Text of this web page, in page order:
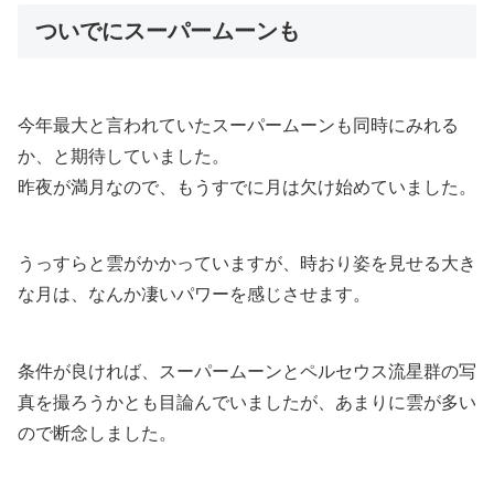
ついでにスーパームーンも
今年最大と言われていたスーパームーンも同時にみれる
か、と期待していました。
昨夜が満月なので、もうすでに月は欠け始めていました。
うっすらと雲がかかっていますが、時おり姿を見せる大き
な月は、なんか凄いパワーを感じさせます。
条件が良ければ、スーパームーンとペルセウス流星群の写
真を撮ろうかとも目論んでいましたが、あまりに雲が多い
ので断念しました。